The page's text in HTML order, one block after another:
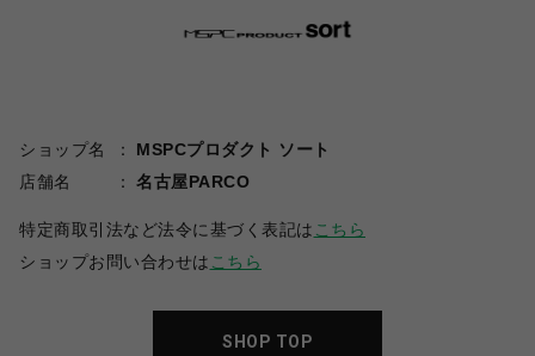
ショップ名
MSPCプロダクト ソート
店舗名
名古屋PARCO
特定商取引法など法令に基づく表記は こちら
ショップお問い合わせは こちら
SHOP TOP